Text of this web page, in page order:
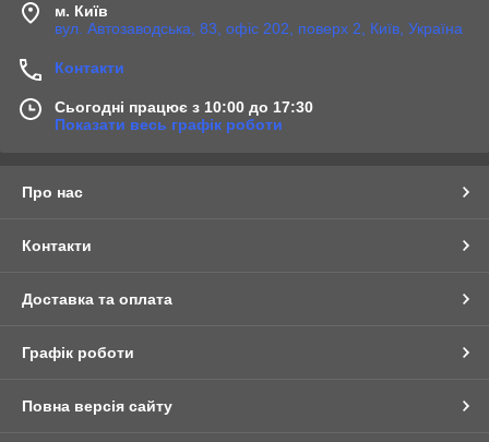
м. Київ
вул. Автозаводська, 83, офіс 202, поверх 2, Київ, Україна
Контакти
Сьогодні працює з 10:00 до 17:30
Показати весь графік роботи
Про нас
Контакти
Доставка та оплата
Графік роботи
Повна версія сайту